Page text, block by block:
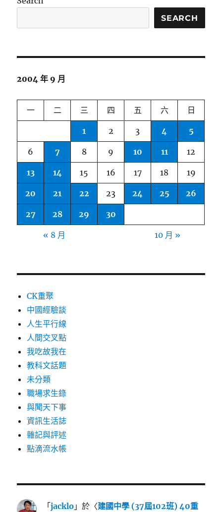
SEARCH
2004 年 9 月
一 二 三 四 五 六 日
1 2 3 4 5
6 7 8 9 10 11 12
13 14 15 16 17 18 19
20 21 22 23 24 25 26
27 28 29 30
« 8 月 10 月 »
CK重聚
中國經驗談
人生平行線
人間交叉點
我吃故我在
教科文話題
未分類
職場求生錄
與聞天下事
資訊生活誌
雜記與評述
點滴流水帳
「jacklo 」於〈建國中學 (37屆102班) 40重